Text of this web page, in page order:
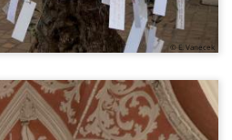
© E. Vanecek